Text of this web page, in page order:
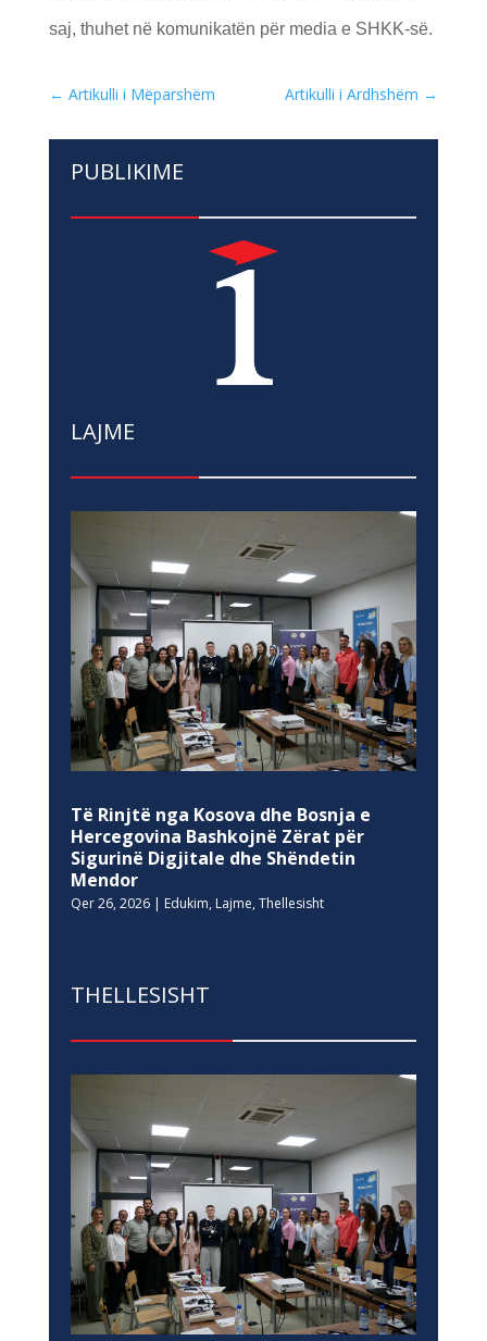
saj, thuhet në komunikatën për media e SHKK-së.
← Artikulli i Mëparshëm Artikulli i Ardhshëm →
PUBLIKIME
LAJME
Të Rinjtë nga Kosova dhe Bosnja e
Hercegovina Bashkojnë Zërat për
Sigurinë Digjitale dhe Shëndetin
Mendor
Qer 26, 2026| Edukim, Lajme, Thellesisht
THELLESISHT